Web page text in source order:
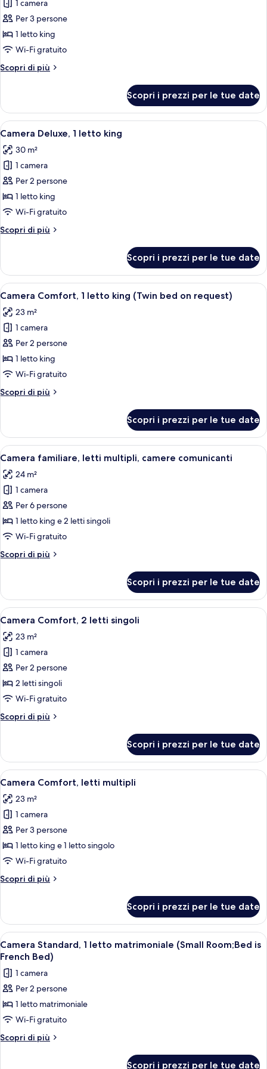
foto
per
Suite
Junior,
letto
1 camera
Per 3 persone
1 letto king
Wi-Fi gratuito
Scopri di più
Altri
Junior,
letto
Scopri i prezzi per le tue date
Apri
tutte
le
foto
per
Camera
Deluxe,
letto
Una camera d'albergo con un letto
6
Camera Deluxe, 1 letto king
30 m²
1 camera
Per 2 persone
1 letto king
Wi-Fi gratuito
Scopri di più
Altri
Deluxe,
letto
Scopri i prezzi per le tue date
Apri
tutte
le
foto
per
Camera
Comfort,
letto
bed
on
request)
Una camera d'hotel con un letto
7
Camera Comfort, 1 letto king (Twin bed on request)
23 m²
1 camera
Per 2 persone
1 letto king
Wi-Fi gratuito
Scopri di più
Altri
Comfort,
letto
(Twin
bed
request)
Scopri i prezzi per le tue date
Apri
tutte
le
foto
per
Camera
familiare,
multipli,
Una camera d'albergo con un letto,
8
Camera familiare, letti multipli, camere comunicanti
24 m²
1 camera
Per 6 persone
1 letto king e 2 letti singoli
Wi-Fi gratuito
Scopri di più
Altri
familiare,
letti
multipli,
comunicanti
Scopri i prezzi per le tue date
Apri
tutte
le
foto
per
Camera
Comfort,
letti
Camera Comfort, 2 letti singoli |
7
Camera Comfort, 2 letti singoli
23 m²
1 camera
Per 2 persone
2 letti singoli
Wi-Fi gratuito
Scopri di più
Altri
Comfort,
letti
Scopri i prezzi per le tue date
Apri
tutte
le
foto
per
Camera
Comfort,
multipli
Camera d'albergo con due letti, un
6
Camera Comfort, letti multipli
23 m²
1 camera
Per 3 persone
1 letto king e 1 letto singolo
Wi-Fi gratuito
Scopri di più
Altri
Comfort,
letti
multipli
Scopri i prezzi per le tue date
Apri
tutte
le
foto
per
Camera
Standard,
1
Una camera d'albergo con un letto,
4
Camera Standard, 1 letto matrimoniale (Small Room;Bed is
French Bed)
1 camera
Per 2 persone
1 letto matrimoniale
Wi-Fi gratuito
Scopri di più
Altri
Scopri i prezzi per le tue date